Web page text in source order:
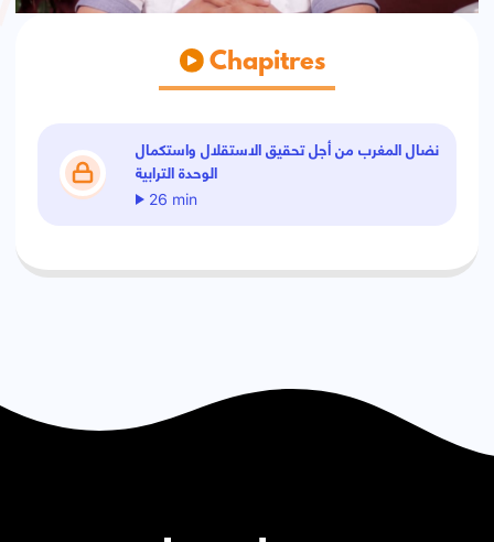
Chapitres
نضال المغرب من أجل تحقيق الاستقلال واستكمال
الوحدة الترابية
26 min